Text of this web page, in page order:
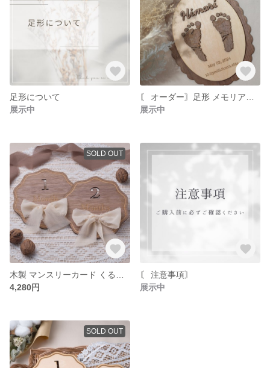
足形について
展示中
展示中
SOLD OUT
4,280円
〘 注意事項〙
展示中
SOLD OUT